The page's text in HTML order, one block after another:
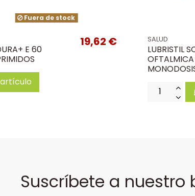
Fuera de stock
E 60
19,62 € SALUD
LUBRISTIL
Suscríbete a nuestro